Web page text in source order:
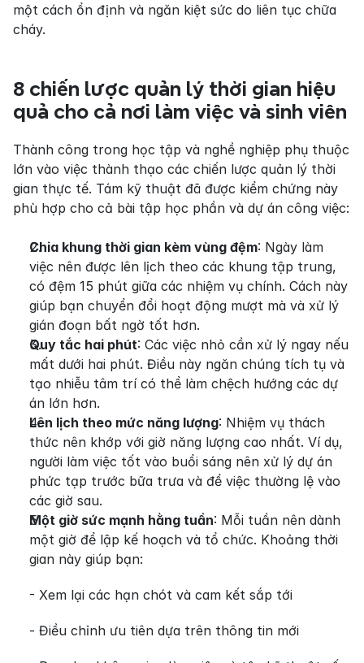
một cách ổn định và ngăn kiệt sức do liên tục chữa
cháy.
8 chiến lược quản lý thời gian hiệu
quả cho cả nơi làm việc và sinh viên
Thành công trong học tập và nghề nghiệp phụ thuộc
lớn vào việc thành thạo các chiến lược quản lý thời
gian thực tế. Tám kỹ thuật đã được kiểm chứng này
phù hợp cho cả bài tập học phần và dự án công việc:
Chia khung thời gian kèm vùng đệm: Ngày làm
việc nên được lên lịch theo các khung tập trung,
có đệm 15 phút giữa các nhiệm vụ chính. Cách này
giúp bạn chuyển đổi hoạt động mượt mà và xử lý
gián đoạn bất ngờ tốt hơn.
Quy tắc hai phút: Các việc nhỏ cần xử lý ngay nếu
mất dưới hai phút. Điều này ngăn chúng tích tụ và
tạo nhiễu tâm trí có thể làm chệch hướng các dự
án lớn hơn.
Lên lịch theo mức năng lượng: Nhiệm vụ thách
thức nên khớp với giờ năng lượng cao nhất. Ví dụ,
người làm việc tốt vào buổi sáng nên xử lý dự án
phức tạp trước bữa trưa và để việc thường lệ vào
các giờ sau.
Một giờ sức mạnh hằng tuần: Mỗi tuần nên dành
một giờ để lập kế hoạch và tổ chức. Khoảng thời
gian này giúp bạn:
- Xem lại các hạn chót và cam kết sắp tới
- Điều chỉnh ưu tiên dựa trên thông tin mới